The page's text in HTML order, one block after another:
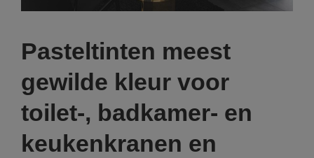
Pasteltinten meest
gewilde kleur voor
toilet-, badkamer- en
keukenkranen en